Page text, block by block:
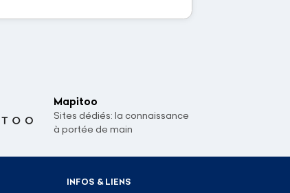
Mapitoo
Sites dédiés: la connaissance
à portée de main
INFOS & LIENS